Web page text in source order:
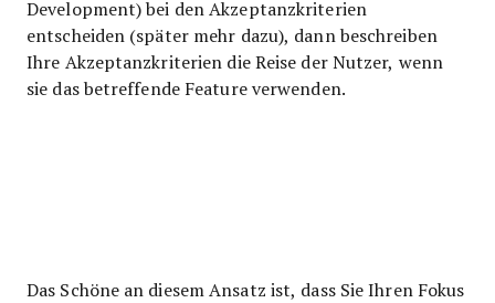
Development) bei den Akzeptanzkriterien
entscheiden (später mehr dazu), dann beschreiben
Ihre Akzeptanzkriterien die Reise der Nutzer, wenn
sie das betreffende Feature verwenden.
Das Schöne an diesem Ansatz ist, dass Sie Ihren Fokus